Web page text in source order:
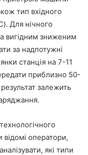
тип вхідного
Для нічного
вигідним зниженим
за надпотужні
станція на 7-11
приблизно 50-
залежить
відомі оператори,
які типи